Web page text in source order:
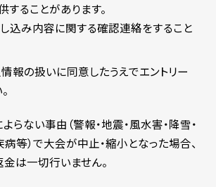
することがあります。
込み内容に関する確認連絡をすること
報の扱いに同意したうえでエントリー
らない事由（警報・地震・風水害・降雪・
病等）で大会が中止・縮小となった場合、
は一切行いません。